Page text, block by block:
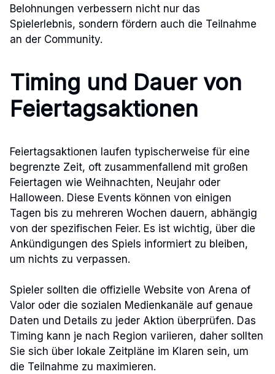
Belohnungen verbessern nicht nur das
Spielerlebnis, sondern fördern auch die Teilnahme
an der Community.
Timing und Dauer von
Feiertagsaktionen
Feiertagsaktionen laufen typischerweise für eine
begrenzte Zeit, oft zusammenfallend mit großen
Feiertagen wie Weihnachten, Neujahr oder
Halloween. Diese Events können von einigen
Tagen bis zu mehreren Wochen dauern, abhängig
von der spezifischen Feier. Es ist wichtig, über die
Ankündigungen des Spiels informiert zu bleiben,
um nichts zu verpassen.
Spieler sollten die offizielle Website von Arena of
Valor oder die sozialen Medienkanäle auf genaue
Daten und Details zu jeder Aktion überprüfen. Das
Timing kann je nach Region variieren, daher sollten
Sie sich über lokale Zeitpläne im Klaren sein, um
die Teilnahme zu maximieren.